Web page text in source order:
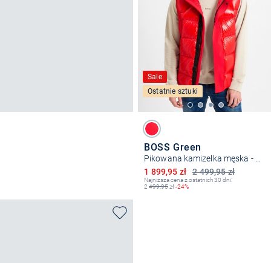
Sale
Ostatnie sztuki
BOSS Green
2 499,95 zł
Obniżona cena
1 899,95 zł
Najniższa cena z ostatnich 30 dni:
2 499,95zł-24%